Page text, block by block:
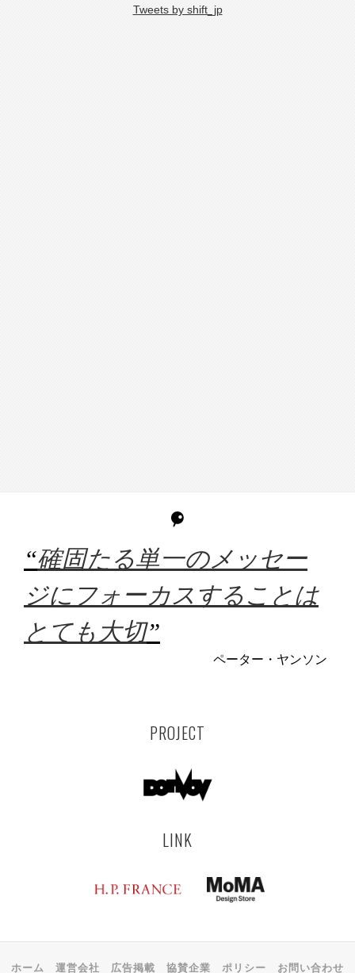
Tweets by shift_jp
“確固たる単一のメッセー
ジにフォーカスすることは
とても大切”
ペーター・ヤンソン
PROJECT
LINK
ホーム 運営会社 広告掲載 協賛企業 ポリシー お問い合わせ